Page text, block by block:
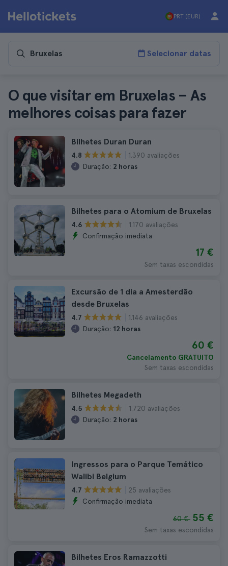
PRT (EUR)
Selecionar datas
O que visitar em Bruxelas – As
melhores coisas para fazer
Bilhetes Duran Duran
4.8
1.390 avaliações
Duração: 2 horas
Bilhetes para o Atomium de Bruxelas
4.6
1.170 avaliações
Confirmação imediata
17 €
Sem taxas escondidas
Excursão de 1 dia a Amesterdão
desde Bruxelas
4.7
1.146 avaliações
Duração: 12 horas
60 €
Cancelamento GRATUITO
Sem taxas escondidas
Bilhetes Megadeth
4.5
1.720 avaliações
Duração: 2 horas
Ingressos para o Parque Temático
Walibi Belgium
4.7
25 avaliações
Confirmação imediata
60 € 55 €
Sem taxas escondidas
Bilhetes Eros Ramazzotti